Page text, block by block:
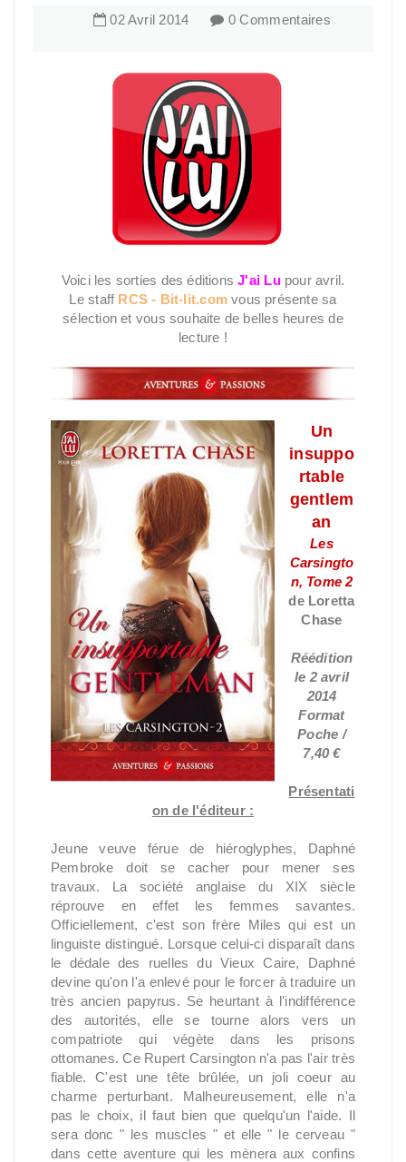
02Avril 2014 0 Commentaires
Voici les sorties des éditionsJ'ai Lupour avril.
Le staff RCS - Bit-lit.comvous présente sa
sélection et vous souhaite de belles heures de
lecture !
Un
insuppo
rtable
gentlem
an
Les
Carsingto
n, Tome 2
de Loretta
Chase
Réédition
le 2 avril
2014
Format
Poche /
7,40 €
Présentati
on de l'éditeur :
Jeune veuve férue de hiéroglyphes, Daphné
Pembroke doit se cacher pour mener ses
travaux. La société anglaise du XIX siècle
réprouve en effet les femmes savantes.
Officiellement, c'est son frère Miles qui est un
linguiste distingué. Lorsque celui-ci disparaît dans
le dédale des ruelles du Vieux Caire, Daphné
devine qu'on l'a enlevé pour le forcer à traduire un
très ancien papyrus. Se heurtant à l'indifférence
des autorités, elle se tourne alors vers un
compatriote qui végète dans les prisons
ottomanes. Ce Rupert Carsington n'a pas l'air très
fiable. C'est une tête brûlée, un joli coeur au
charme perturbant. Malheureusement, elle n'a
pas le choix, il faut bien que quelqu'un l'aide. Il
sera donc " les muscles " et elle " le cerveau "
dans cette aventure qui les mènera aux confins